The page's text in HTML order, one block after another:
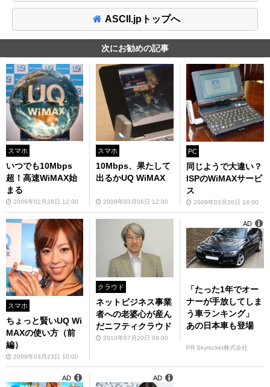
ASCII.jpトップへ
次にお勧めの記事
スマホ
いつでも10Mbps
超！高速WiMAX始
まる
2009年02月28日 12:00
スマホ
10Mbps、果たして
出るかUQ WiMAX
2009年03月06日 12:00
PC
同じようで大違い？
ISPのWiMAXサービ
ス
2009年03月20日 14:00
スマホ
ちょっと賢いUQ Wi
MAXの使い方（前
編）
2009年03月23日 10:00
クラウド
ネットビジネス事業
者への老婆心が産ん
だニフティクラウド
2010年07月20日 09:00
「たった1年でオー
ナーが手放してしま
う車ランキング」
あの日本車も登場
PR Skyrocket株式会社
AD
AD AD